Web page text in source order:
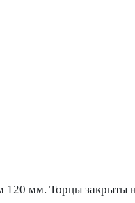
мм. Торцы закрыты